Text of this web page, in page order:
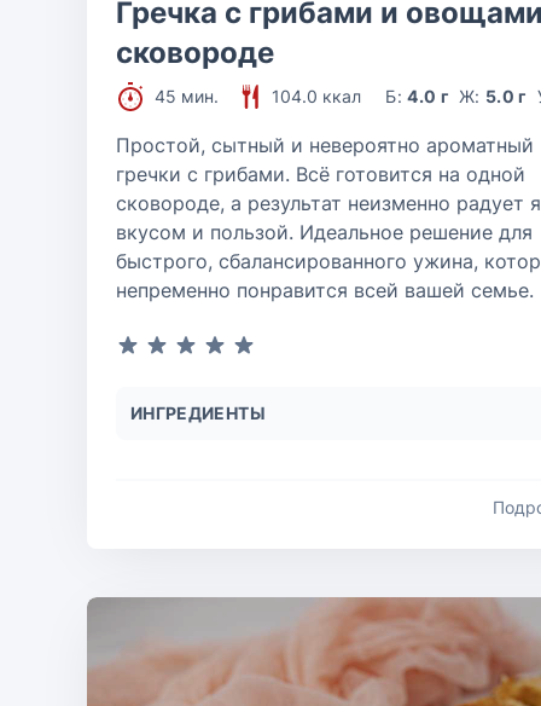
Гречка с грибами и
сковороде
45 мин. 104.0 ккал Б:4.0 г Ж: 5.0 г
Простой, сытный и невероятно ароматный
гречки с грибами. Всё готовится на одной
сковороде, а результат неизменно радует
вкусом и пользой. Идеальное решение для
быстрого, сбалансированного ужина,
непременно понравится всей вашей семье.
ИНГРЕДИЕНТЫ